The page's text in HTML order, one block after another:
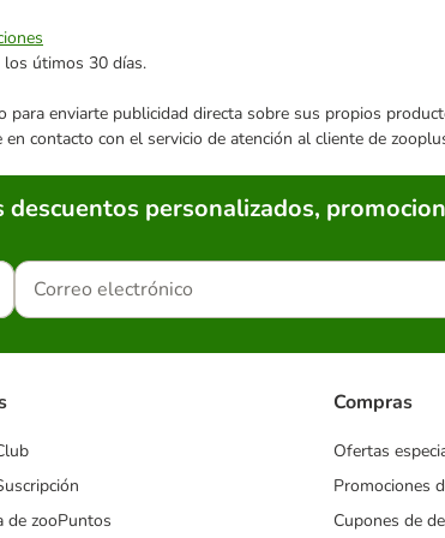
los útimos 30 días.
enviarte publicidad directa sobre sus propios
contacto con el servicio de atención al cliente de
descuentos personalizados,
de zooPuntos
Compras
Ofertas
Promociones
Cupones de